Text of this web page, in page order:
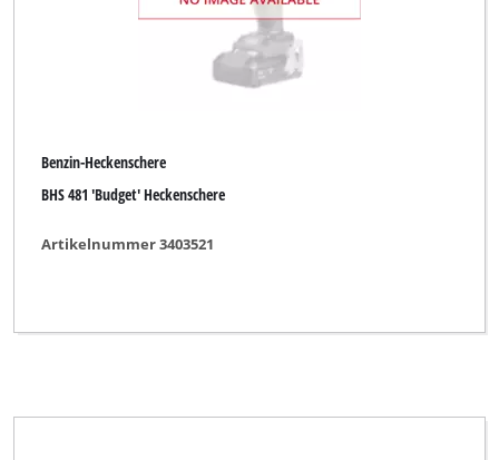
Benzin-Heckenschere
BHS 481 'Budget' Heckenschere
Artikelnummer 3403521